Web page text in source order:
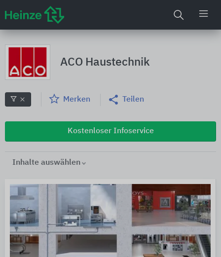
ACO Haustechnik
Merken Teilen
Kostenloser Infoservice
Inhalte auswählen